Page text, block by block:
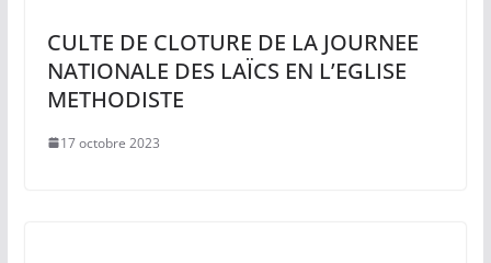
CULTE DE CLOTURE DE LA JOURNEE
NATIONALE DES LAÏCS EN L’EGLISE
METHODISTE
17 octobre 2023